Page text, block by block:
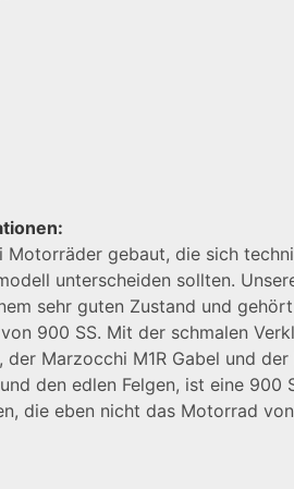
Motorräder gebaut, die sich
unterscheiden sollten.
sehr guten Zustand und
900 SS. Mit der schmalen
der Marzocchi M1R Gabel und der
den edlen Felgen, ist eine 900
die eben nicht das Motorrad